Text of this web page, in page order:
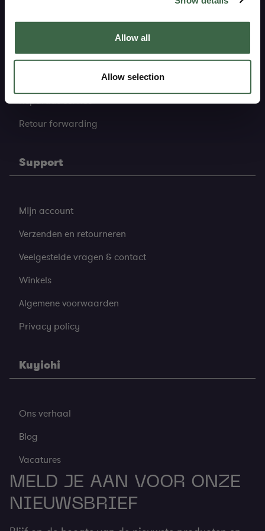
Allow all
Allow selection
Eerlijke productie
Reparatie service
Retour forwarding
Support
Mijn account
Verzenden en retourneren
Veelgestelde vragen & contact
Winkels
Algemene voorwaarden
Privacy policy
Kuyichi
Ons verhaal
Blog
Vacatures
MELD JE AAN VOOR ONZE
NIEUWSBRIEF